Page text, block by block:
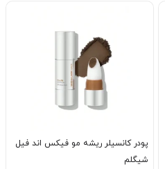
پودر کانسیلر ریشه مو فیکس اند فیل
شیگلم